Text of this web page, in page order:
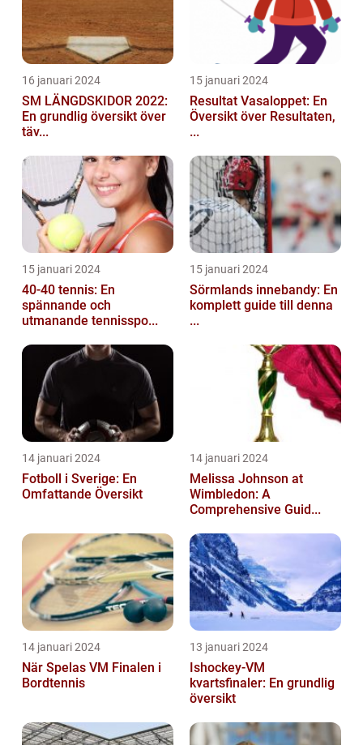
16 januari 2024
SM LÄNGDSKIDOR 2022:
En grundlig översikt över
täv...
15 januari 2024
Resultat Vasaloppet: En
Översikt över Resultaten,
...
15 januari 2024
40-40 tennis: En
spännande och
utmanande tennisspo...
15 januari 2024
Sörmlands innebandy: En
komplett guide till denna
...
14 januari 2024
Fotboll i Sverige: En
Omfattande Översikt
14 januari 2024
Melissa Johnson at
Wimbledon: A
Comprehensive Guid...
14 januari 2024
När Spelas VM Finalen i
Bordtennis
13 januari 2024
Ishockey-VM
kvartsfinaler: En grundlig
översikt